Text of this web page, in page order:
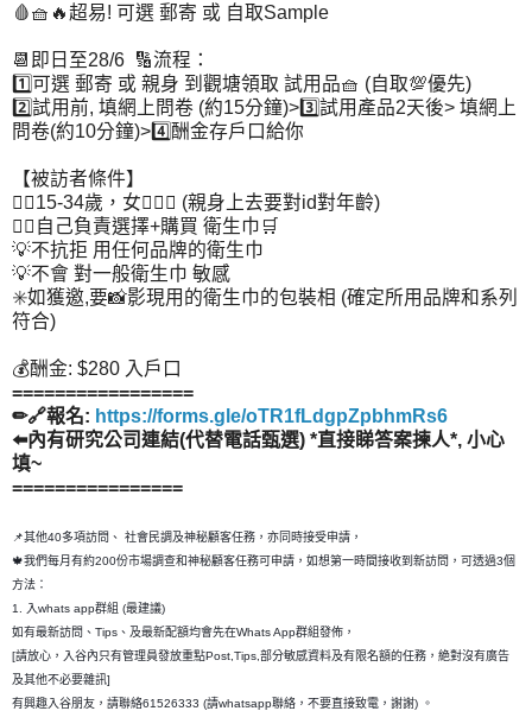
🩸🧺🔥超易! 可選 郵寄 或 自取Sample
📆即日至28/6 🔢流程：
1️⃣可選 郵寄 或 親身 到觀塘領取 試用品🧺 (自取💯優先)
2️⃣試用前, 填網上問卷 (約15分鐘)>3️⃣試用產品2天後> 填網上
問卷(約10分鐘)>4️⃣酬金存戶口給你
【被訪者條件】
👉🏻15-34歲，女🙋🏻‍♀️ (親身上去要對id對年齡)
👉🏻自己負責選擇+購買 衛生巾🛒
💡不抗拒 用任何品牌的衛生巾
💡不會 對一般衛生巾 敏感
✳️如獲邀,要📸影現用的衛生巾的包裝相 (確定所用品牌和系列
符合)
💰酬金: $280 入戶口
=================
✏🔗報名: https://forms.gle/oTR1fLdgpZpbhmRs6
⬅️內有研究公司連結(代替電話甄選) *直接睇答案揀人*, 小心
填~
================
📌其他40多項訪問、 社會民調及神秘顧客任務，亦同時接受申請，
🍁我們每月有約200份市場調查和神秘顧客任務可申請，如想第一時間接收到新訪問，可透過3個
方法：
1. 入whats app群組 (最建議)
如有最新訪問、Tips、及最新配額均會先在Whats App群組發佈，
[請放心，入谷內只有管理員發放重點Post,Tips,部分敏感資料及有限名額的任務，絶對沒有廣告
及其他不必要雜訊]
有興趣入谷朋友，請聯絡61526333 (請whatsapp聯絡，不要直接致電，謝謝) 。